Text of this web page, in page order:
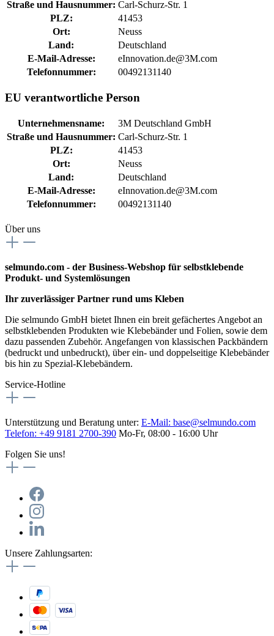
Straße und Hausnummer: Carl-Schurz-Str. 1
PLZ:
41453
Ort:
Neuss
Land:
Deutschland
E-Mail-Adresse:
eInnovation.de@3M.com
Telefonnummer:
00492131140
EU verantwortliche Person
Unternehmensname:
3M Deutschland GmbH
Straße und Hausnummer: Carl-Schurz-Str. 1
PLZ:
41453
Ort:
Neuss
Land:
Deutschland
E-Mail-Adresse:
eInnovation.de@3M.com
Telefonnummer:
00492131140
Über uns
selmundo.com - der Business-Webshop für selbstklebende
Produkt- und Systemlösungen
Ihr zuverlässiger Partner rund ums Kleben
Die selmundo GmbH bietet Ihnen ein breit gefächertes Angebot an
selbstklebenden Produkten wie Klebebänder und Folien, sowie dem
dazu passenden Zubehör. Angefangen von klassischen Packbändern
(bedruckt und unbedruckt), über ein- und doppelseitige Klebebänder
bis hin zu Spezial-Klebebändern.
Service-Hotline
Unterstützung und Beratung unter: E-Mail: base@selmundo.com
Telefon: +49 9181 2700-390 Mo-Fr, 08:00 - 16:00 Uhr
Folgen Sie uns!
Unsere Zahlungsarten: